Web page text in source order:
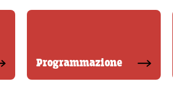
Programmazione